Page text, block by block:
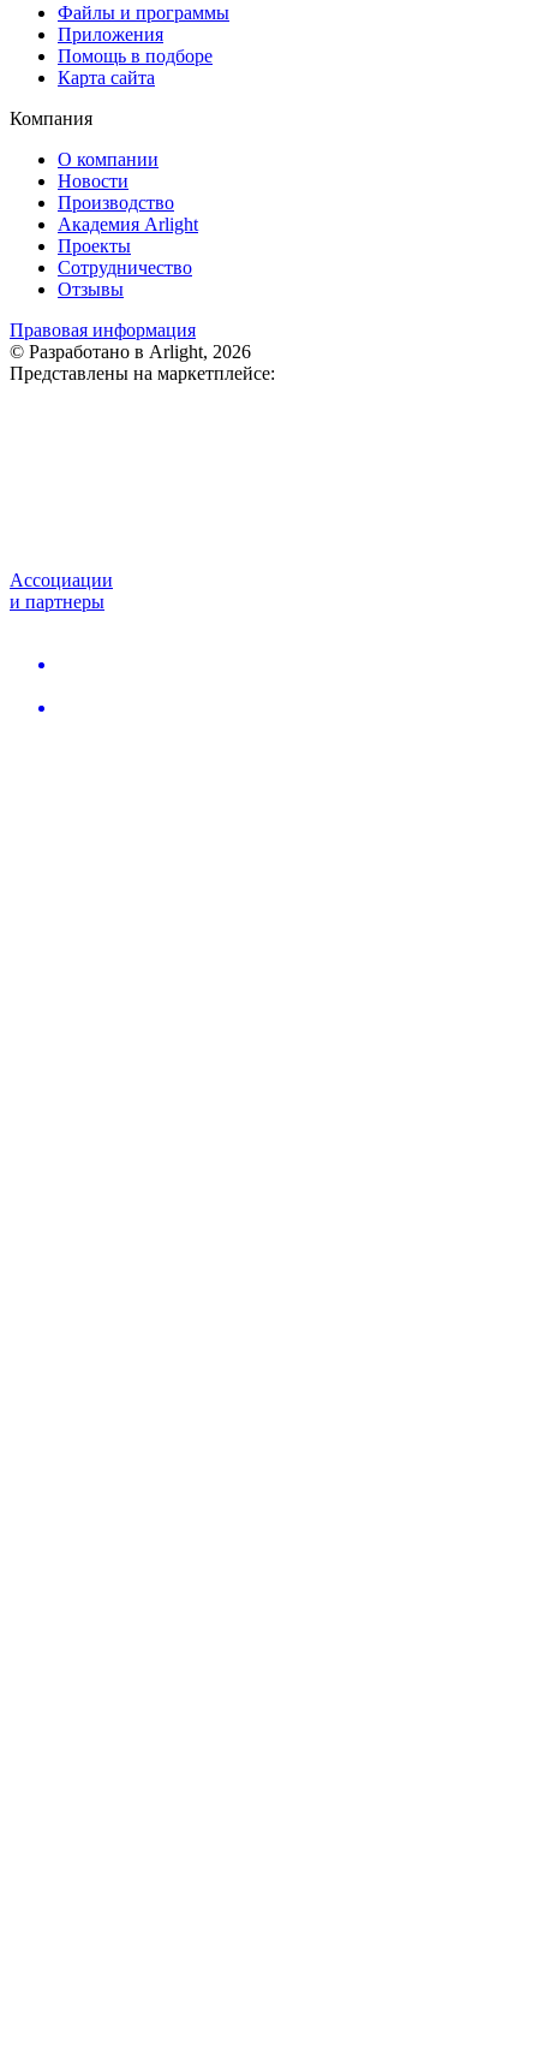
Файлы и программы
Приложения
Помощь в подборе
Карта сайта
Компания
О компании
Новости
Производство
Академия Arlight
Проекты
Сотрудничество
Отзывы
Правовая информация
© Разработано в Arlight, 2026
Представлены на маркетплейсе:
Ассоциации
и партнеры